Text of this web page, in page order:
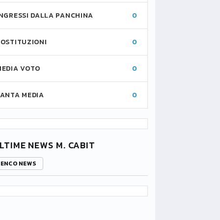
DALLA PANCHINA 0
0
VOTO 0
MEDIA 0
NEWS M. CABIT
NEWS